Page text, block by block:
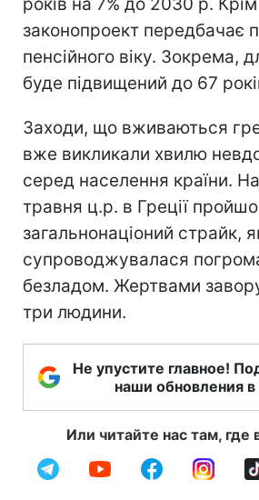
законопроект передбачає
пенсійного віку. Зокрема,
буде підвищений до 67
Заходи, що вживаються
вже викликали хвилю
серед населення країни.
травня ц.р. в Греції
загальнонаціоний страйк,
супроводжувалася
безладом. Жертвами
три людини.
Не упустите главное!
наши обновления в
Или читайте нас там, где